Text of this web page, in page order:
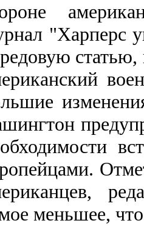
"Харперс
статью,
меньшее,